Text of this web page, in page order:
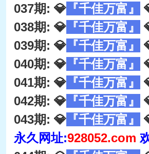
037期: 💎 『千佳万富』
038期: 💎 『千佳万富』
039期: 💎 『千佳万富』
040期: 💎 『千佳万富』
041期: 💎 『千佳万富』
042期: 💎 『千佳万富』
043期: 💎 『千佳万富』
永久网址:928052.com